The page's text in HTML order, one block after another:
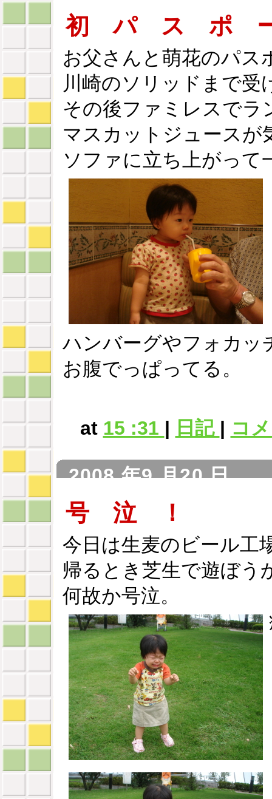
初 パ ス ポ
お父さんと萌花のパス
川崎のソリッドまで受
その後ファミレスでラ
マスカットジュースが
ソファに立ち上がって
ハンバーグやフォカッ
お腹でっぱってる。
at 15 :31 | 日記 | コ
2008 年9 月20 日
号 泣 ！
今日は生麦のビール工
帰るとき芝生で遊ぼう
何故か号泣。